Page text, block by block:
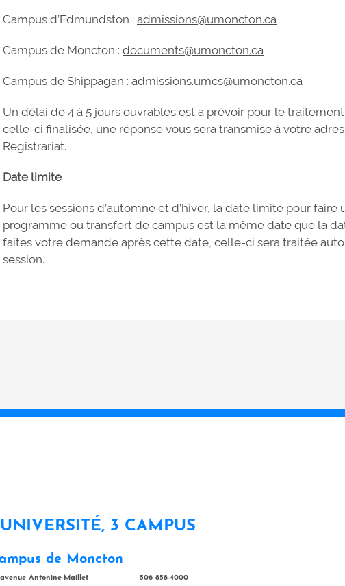
Campus d’Edmundston :admissions@umoncton.ca
Campus de Moncton :documents@umoncton.ca
Campus de Shippagan :admissions.umcs@umoncton.ca
Un délai de 4 à 5 jours ouvrables est à prévoir pour le
celle-ci finalisée, une réponse vous sera transmise à votre
Registrariat.
Date limite
Pour les sessions d’automne et d’hiver, la date limite pour
programme ou transfert de campus est la même date que la
faites votre demande après cette date, celle-ci sera traitée
session.
UNIVERSITÉ, 3 CAMPUS
de Moncton
avenue Antonine-Maillet 506 858-4000